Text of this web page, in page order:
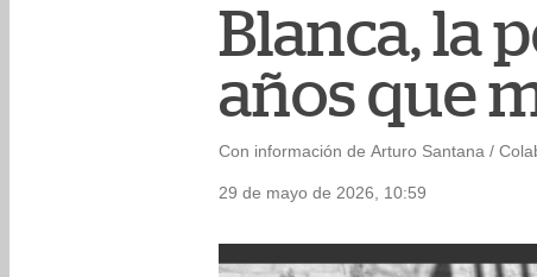
Blanca, la
años que
Con información de Arturo Santana /
29 de mayo de 2026, 10:59